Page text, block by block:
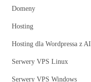
Domeny
Hosting
Hosting dla Wordpressa z AI
Serwery VPS Linux
Serwery VPS Windows